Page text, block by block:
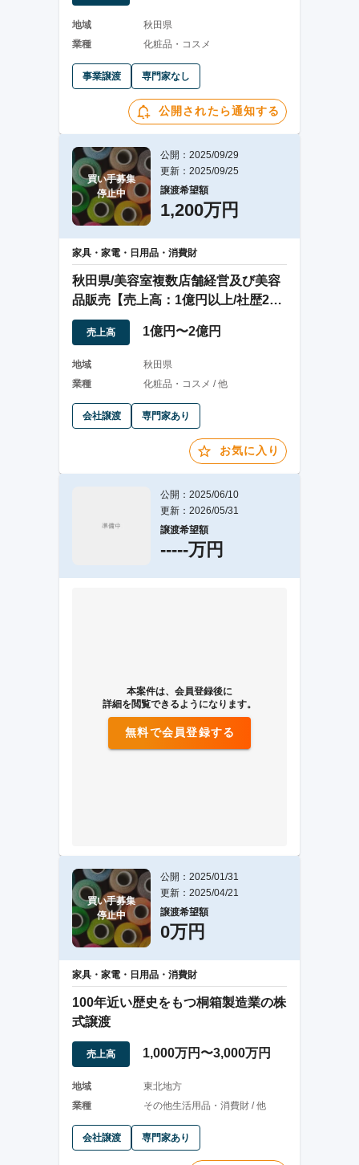
地域
秋田県
業種
化粧品・コスメ
事業譲渡 専門家なし
公開されたら通知する
買い手募集
停止中
公開：2025/09/29
更新：2025/09/25
譲渡希望額
1,200万円
家具・家電・日用品・消費財
秋田県/美容室複数店舗経営及び美容
品販売【売上高：1億円以上/社歴20
年以上】
売上高 1億円〜2億円
地域
秋田県
業種
化粧品・コスメ / 他
会社譲渡 専門家あり
お気に入り
公開：2025/06/10
更新：2026/05/31
譲渡希望額
-----万円
本案件は、会員登録後に
詳細を閲覧できるようになります。
無料で会員登録する
買い手募集
停止中
公開：2025/01/31
更新：2025/04/21
譲渡希望額
0万円
家具・家電・日用品・消費財
100年近い歴史をもつ桐箱製造業の株
式譲渡
売上高 1,000万円〜3,000万円
地域
東北地方
業種
その他生活用品・消費財 / 他
会社譲渡 専門家あり